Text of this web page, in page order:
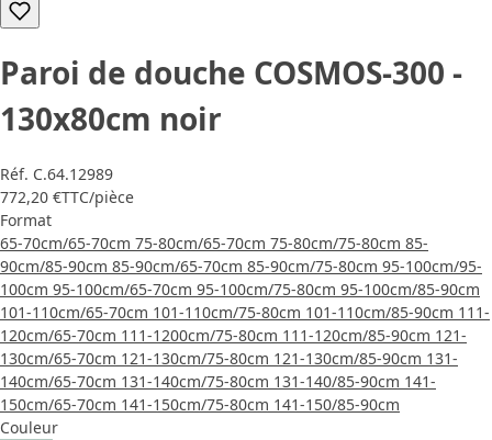
Paroi de douche COSMOS-300 -
130x80cm noir
Réf. C.64.12989
772,20 €TTC/pièce
Format
65-70cm/65-70cm 75-80cm/65-70cm 75-80cm/75-80cm 85-
90cm/85-90cm 85-90cm/65-70cm 85-90cm/75-80cm 95-100cm/95-
100cm 95-100cm/65-70cm 95-100cm/75-80cm 95-100cm/85-90cm
101-110cm/65-70cm 101-110cm/75-80cm 101-110cm/85-90cm 111-
120cm/65-70cm 111-1200cm/75-80cm 111-120cm/85-90cm 121-
130cm/65-70cm 121-130cm/75-80cm 121-130cm/85-90cm 131-
140cm/65-70cm 131-140cm/75-80cm 131-140/85-90cm 141-
150cm/65-70cm 141-150cm/75-80cm 141-150/85-90cm
Couleur